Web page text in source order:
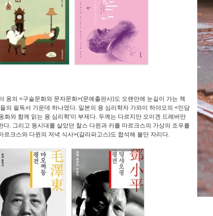
옹의 <구술문화와 문자문화>(문예출판사)도 오랜만에 눈길이 가는 책
의 필독서 가운데 하나였다. 일본의 융 심리학자 가와이 하야오의 <민담
화와 함께 읽는 융 심리학'이 부제다. 두께는 다르지만 오이겐 드레버만
다. 그리고 동시대를 살았던 찰스 다윈과 카를 마르크스의 가상의 조우를
르크스와 다윈의 저녁 식사>(갈라파고스)도 합석해 볼만 자리다.